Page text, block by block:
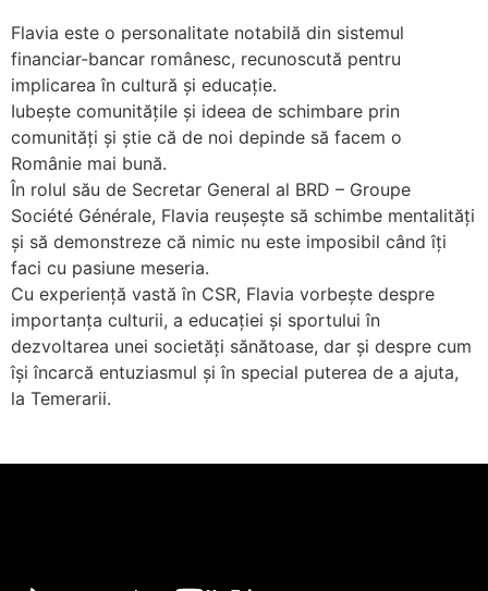
Flavia este o personalitate notabilă din sistemul
financiar-bancar românesc, recunoscută pentru
implicarea în cultură și educație.
Iubește comunitățile și ideea de schimbare prin
comunități și știe că de noi depinde să facem o
Românie mai bună.
În rolul său de Secretar General al BRD – Groupe
Société Générale, Flavia reușește să schimbe mentalități
și să demonstreze că nimic nu este imposibil când îți
faci cu pasiune meseria.
Cu experiență vastă în CSR, Flavia vorbește despre
importanța culturii, a educației și sportului în
dezvoltarea unei societăți sănătoase, dar și despre cum
își încarcă entuziasmul și în special puterea de a ajuta,
la Temerarii.